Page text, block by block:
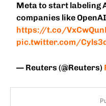
Meta to start labeling
companies like
https://t.co/
pic.twitter.com/
— Reuters (@Reuters)